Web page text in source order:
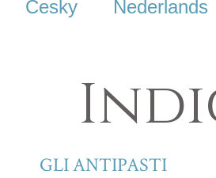
Česky Nederlands
GLI ANTIPASTI